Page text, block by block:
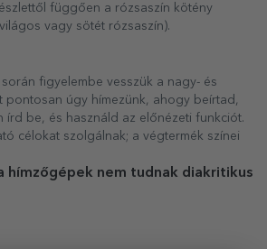
függően a rózsaszín kötény
vagy sötét rózsaszín).
figyelembe vesszük a nagy- és
pontosan úgy hímezünk, ahogy beírtad,
írd be, és használd az előnézeti funkciót.
célokat szolgálnak; a végtermék színei
hímzőgépek nem tudnak diakritikus